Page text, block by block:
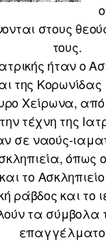
στους
τους.
ήταν ο
της
Χείρωνα,
την τέχνη της
σε ναούς-
όπως
το
ράβδος και το
τα σύμβολα